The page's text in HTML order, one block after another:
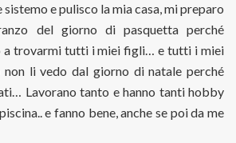
e pulisco la mia casa, mi preparo
del giorno di pasquetta perché
a trovarmi tutti i miei figli… e tutti i miei
li vedo dal giorno di natale perché
Lavorano tanto e hanno tanti hobby
e fanno bene, anche se poi da me